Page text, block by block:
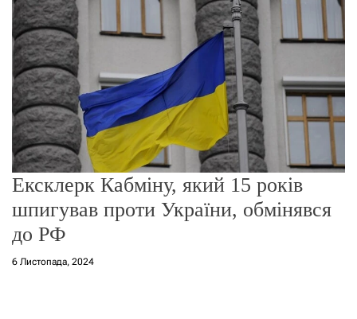
у
Ексклерк Кабміну, який 15 років
шпигував проти України, обмінявся
до РФ
6 Листопада, 2024